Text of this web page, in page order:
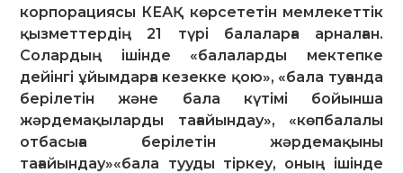
корпорациясы КЕАҚ көрсететін мемлекеттік
қызметтердің 21 түрі балаларға арналған.
Солардың ішінде «балаларды мектепке
дейінгі ұйымдарға кезекке қою», «бала туғанда
берілетін және бала күтімі бойынша
жәрдемақыларды тағайындау», «көпбалалы
отбасыға берілетін жәрдемақыны
тағайындау»«бала тууды тіркеу, оның ішінде